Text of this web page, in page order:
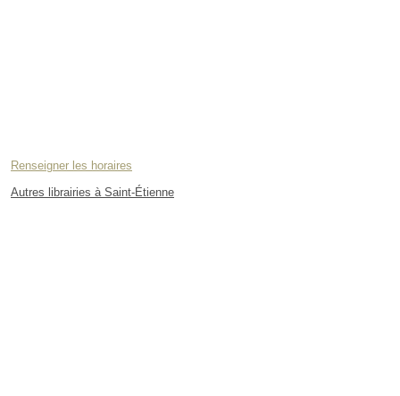
Renseigner les horaires
Autres librairies à Saint-Étienne